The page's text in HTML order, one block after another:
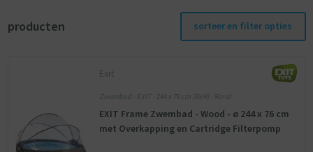
producten sorteer en filter opties
Exit
Zwembad - EXIT - 244 x 76 cm (BxH) - Rond
EXIT Frame Zwembad - Wood - ø 244 x 76 cm
met Overkapping en Cartridge Filterpomp